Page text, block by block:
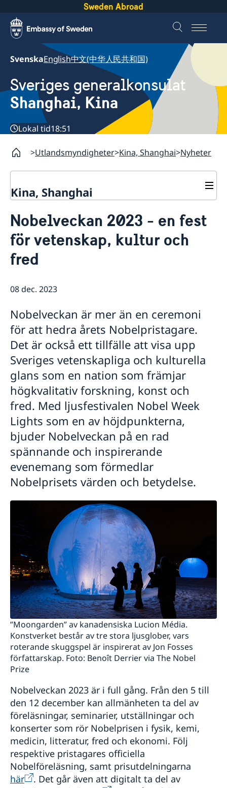
Sweden Abroad
SvenskaEnglish中文(中华人民共和国)
Sveriges generalkonsulat
Shanghai, Kina
Lokal tid18:51
Utlandsmyndigheter Kina, Shanghai Nyheter
Kina, Shanghai
generalkonsulatet
Rösta i Shanghai
Pass och ID-kort
Provisoriskt pass
Samordningsnummer
Competent Swedish Authority to issue Apostille
Äktenskapscertifikat
Avgifter
Nyheter
Om generalkonsulatet
Lediga tjänster
Kontakt och öppettider
Vi är en resurs för svenska företag
Så kan du få stöd
Svenska företag i Kina
Anmäl handelshinder
Nobelveckan 2023 - en fest
för vetenskap, kultur och
fred
08 dec. 2023
Nobelveckan är mer än en ceremoni
för att hedra årets Nobelpristagare.
Det är också ett tillfälle att visa upp
Sveriges vetenskapliga och kulturella
glans som en nation som främjar
högkvalitativ forskning, konst och
fred. Med ljusfestivalen Nobel Week
Lights som en av höjdpunkterna,
bjuder Nobelveckan på en rad
spännande och inspirerande
evenemang som förmedlar
Nobelprisets värden och betydelse.
”Moongarden” av kanadensiska Lucion Média.
Konstverket består av tre stora ljusglober, vars
roterande skuggspel är inspirerat av Jon Fosses
författarskap. Foto: Benoît Derrier via The Nobel
Prize
Nobelveckan 2023 är i full gång. Från den 5 till
den 12 december kan allmänheten ta del av
föreläsningar, seminarier, utställningar och
konserter som rör Nobelprisen i fysik, kemi,
medicin, litteratur, fred och ekonomi. Följ
respektive pristagares officiella
Nobelföreläsning, samt prisutdelningarna
här
. Det går även att digitalt ta del av